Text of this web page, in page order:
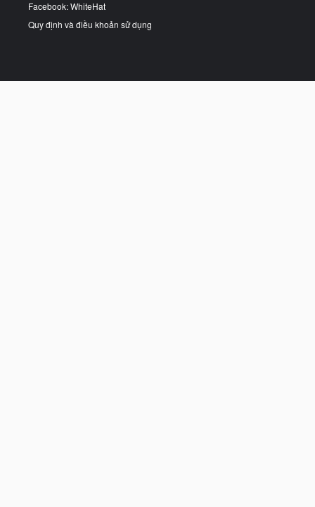
Facebook: WhiteHat
Quy định và điều khoản sử dụng